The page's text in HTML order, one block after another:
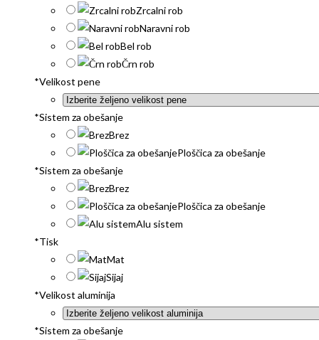
Zrcalni rob
Naravni rob
Bel rob
Črn rob
*Velikost pene
*Sistem za obešanje
Brez
Ploščica za obešanje
*Sistem za obešanje
Brez
Ploščica za obešanje
Alu sistem
*Tisk
Mat
Sijaj
*Velikost aluminija
*Sistem za obešanje